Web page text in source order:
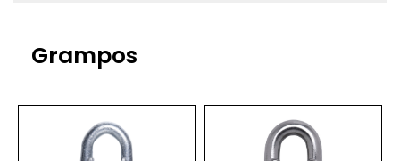
Grampos